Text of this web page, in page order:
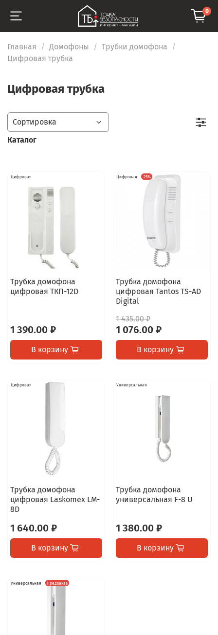
0
Главная Домофоны
Трубки домофона
Цифровая трубка
Цифровая трубка
Цифровая
Трубка домофона
цифровая ТКП-12D
1 390.00 ₽
В корзину
Цифровая -25%
Трубка домофона
цифровая Tantos TS-AD
Digital
1 435.00 ₽
1 076.00 ₽
В корзину
Цифровая
Трубка домофона
цифровая Laskomex LM-
8D
1 640.00 ₽
В корзину
Универсальная
Трубка домофона
универсальная F-8 U
1 380.00 ₽
В корзину
Универсальная Предзаказ
Каталог